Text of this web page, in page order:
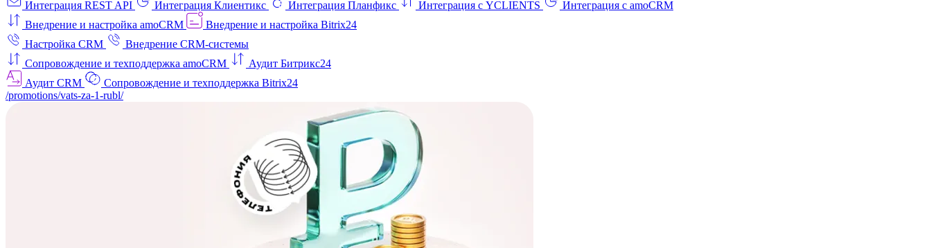
Интеграция REST API
Интеграция Клиентикс Интеграция Планфикс Интеграция с YCLIENTS
Интеграция с amoCRM
Внедрение и настройка amoCRM
Внедрение и настройка Bitrix24
Настройка CRM
Внедрение CRM-системы
Сопровождение и техподдержка amoCRM
Аудит Битрикс24
Аудит CRM
Сопровождение и техподдержка Bitrix24
/promotions/vats-za-1-rubl/